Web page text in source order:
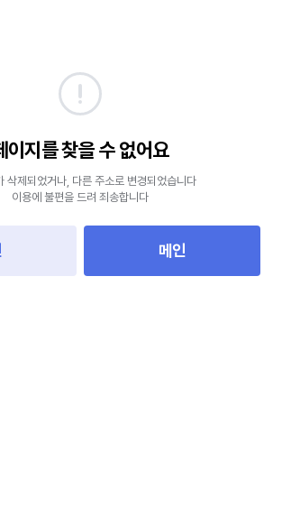
이지를 찾을 수 없어요
삭제되었거나, 다른 주소로 변경되었습니다
이용에 불편을 드려 죄송합니다
메인